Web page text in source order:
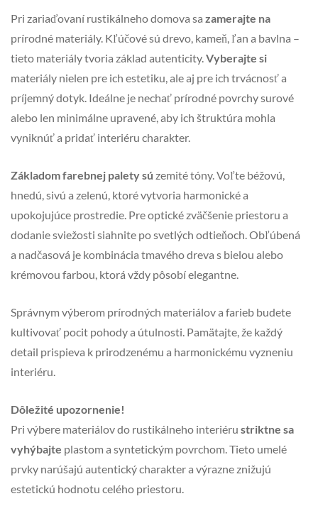
Pri zariaďovaní rustikálneho domova sa zamerajte na
prírodné materiály. Kľúčové sú drevo, kameň, ľan a bavlna –
tieto materiály tvoria základ autenticity.Vyberajte si
materiály nielen pre ich estetiku, ale aj pre ich trvácnosť a
príjemný dotyk. Ideálne je nechať prírodné povrchy surové
alebo len minimálne upravené, aby ich štruktúra mohla
vyniknúť a pridať interiéru charakter.
Základom farebnej palety sú zemité tóny. Voľte béžovú,
hnedú, sivú a zelenú, ktoré vytvoria harmonické a
upokojujúce prostredie. Pre optické zväčšenie priestoru a
dodanie sviežosti siahnite po svetlých odtieňoch. Obľúbená
a nadčasová je kombinácia tmavého dreva s bielou alebo
krémovou farbou, ktorá vždy pôsobí elegantne.
Správnym výberom prírodných materiálov a farieb budete
kultivovať pocit pohody a útulnosti. Pamätajte, že každý
detail prispieva k prirodzenému a harmonickému vyzneniu
interiéru.
Dôležité upozornenie!
Pri výbere materiálov do rustikálneho interiéru striktne sa
vyhýbajte plastom a syntetickým povrchom. Tieto umelé
prvky narúšajú autentický charakter a výrazne znižujú
estetickú hodnotu celého priestoru.